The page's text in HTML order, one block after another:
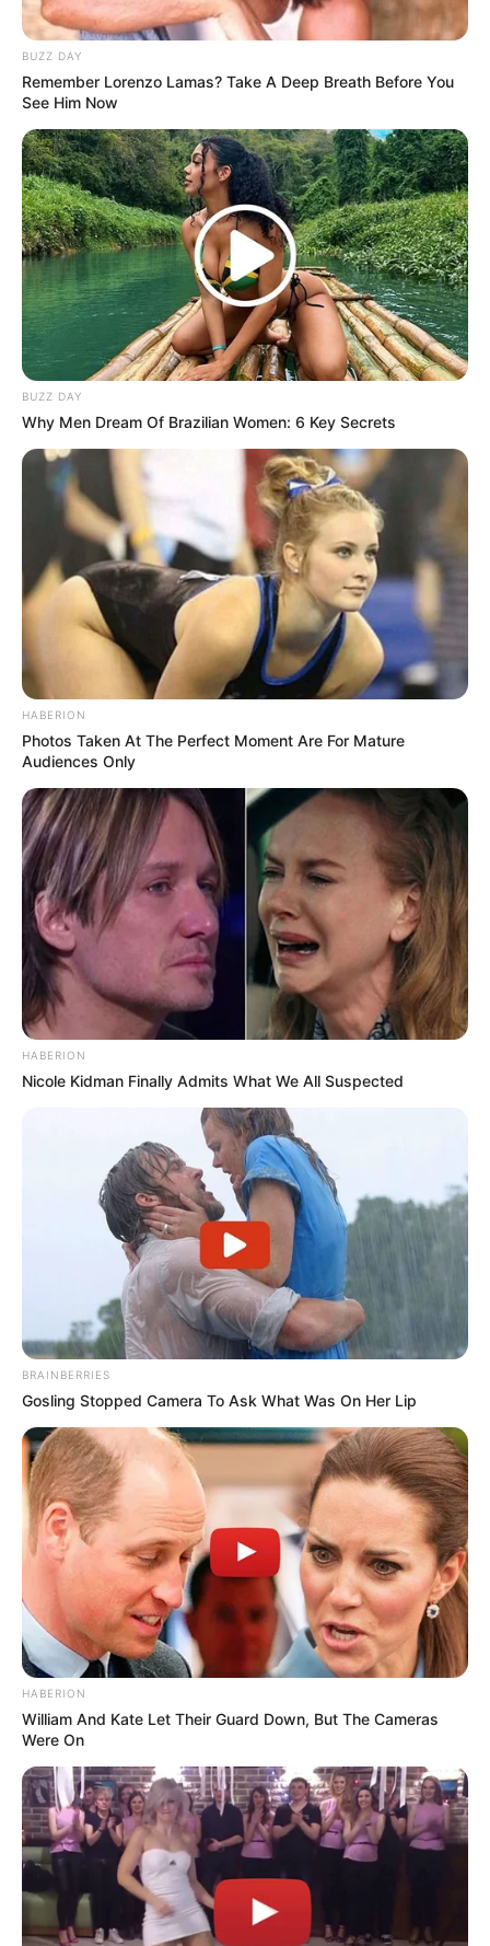
BUZZ DAY
Remember Lorenzo Lamas? Take A Deep Breath Before You
See Him Now
BUZZ DAY
Why Men Dream Of Brazilian Women: 6 Key Secrets
HABERION
Photos Taken At The Perfect Moment Are For Mature
Audiences Only
HABERION
Nicole Kidman Finally Admits What We All Suspected
BRAINBERRIES
Gosling Stopped Camera To Ask What Was On Her Lip
HABERION
William And Kate Let Their Guard Down, But The Cameras
Were On